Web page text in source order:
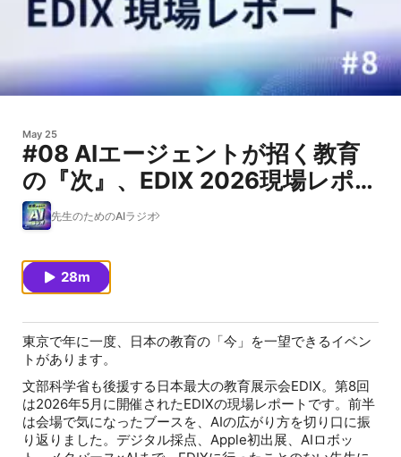
May 25
#08 AIエージェントが招く教育
の『次』、EDIX 2026現場レポー
ト 先生のためのAIラジオ
28m
東京で年に一度、日本の教育の「今」を一望できるイベン
トがあります。
文部科学省も後援する日本最大の教育展示会EDIX。第8回
は2026年5月に開催されたEDIXの現場レポートです。前半
は会場で気になったブースを、AIの広がり方を切り口に振
り返りました。デジタル採点、Apple初出展、AIロボッ